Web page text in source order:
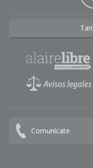
Comunícate